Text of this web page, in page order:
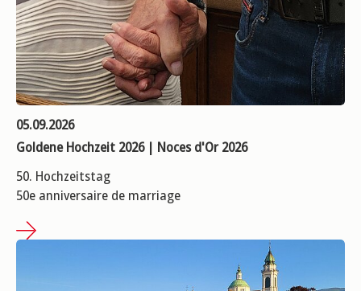
05.09.2026
Goldene Hochzeit 2026 | Noces d'Or 2026
50. Hochzeitstag
50e anniversaire de marriage